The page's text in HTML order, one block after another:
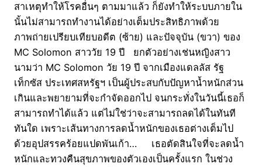
สาเหตุทำให้โรคอื่นๆ ตามมาแล้ว ก็ยังทำให้ระบบภายใน
นั้นไม่สามารถทำงานได้อย่างเต็มประสิทธิภาพด้วย
ภาพถ่ายเปรียบเทียบอดีต (ซ้าย) และปัจจุบัน (ขวา) ของ
MC Solomon สาววัย 19 ปี ยกตัวอย่างเช่นหญิงสาว
นามว่า MC Solomon วัย 19 ปี จากเมืองแดลลัส รัฐ
เท็กซัส ประเทศสหรัฐฯ เป็นผู้ประสบกับปัญหาน้ำหนักส่วน
เกินและพยายามที่จะกำจัดออกไป จนกระทั่งในวันนี้เธอก็
สามารถทำได้แล้ว แต่ไม่ใช่ว่าจะสามารถลดได้ในทันที
ทันใด เพราะเส้นทางการลดน้ำหนักของเธอต่างเต็มไป
ด้วยอุปสรรคร้อยแปดพันเก้า… เธอตัดสินใจที่จะลดน้ำ
หนักและทวงคืนสุขภาพของตัวเองเป็นครั้งแรก ในช่วง